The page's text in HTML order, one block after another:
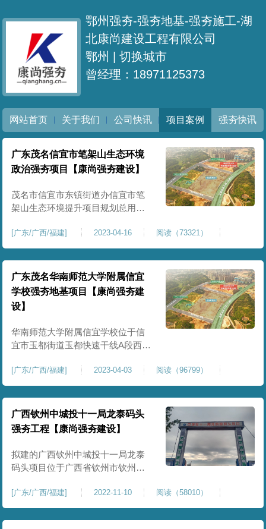
鄂州强夯-强夯地基-强夯施工-湖
北康尚建设工程有限公司
鄂州 |切换城市
曾经理：18971125373
网站首页 关于我们 公司快讯 项目案例 强夯快讯
广东茂名信宜市笔架山生态环境
政治强夯项目【康尚强夯建设】
茂名市信宜市东镇街道办信宜市笔
架山生态环境提升项目规划总用地
造、生态环境提升、防火通道、宣
传教育长廊、管护设施等。
[广东/广西/福建] 2023-04-16 阅读（73321）
广东茂名华南师范大学附属信宜
学校强夯地基项目【康尚强夯建
设】
华南师范大学附属信宜学校位于信
宜市玉都街道玉都快速干线A段西侧
亩，学校包含小学、初中。同时该
项目包含南玉大道、红旗东路、培
英路、文德路、书香一路、书香二
路、笔架山大道等道路建设。目前
累计完成的强夯面积约70000㎡。根
据设计图纸要求进行分区强夯施
工。
[广东/广西/福建] 2023-04-03 阅读（96799）
广西钦州中城投十一局龙泰码头
强夯工程【康尚强夯建设】
拟建的广西钦州中城投十一局龙泰
码头项目位于广西省钦州市钦州港
陆续进强夯设备施工。
[广东/广西/福建] 2022-11-10 阅读（58010）